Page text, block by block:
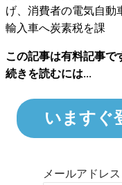
げ、消費者の電気自動
輸入車へ炭素税を課
この記事は有料記事で
続きを読むには...
いますぐ
メールアドレス